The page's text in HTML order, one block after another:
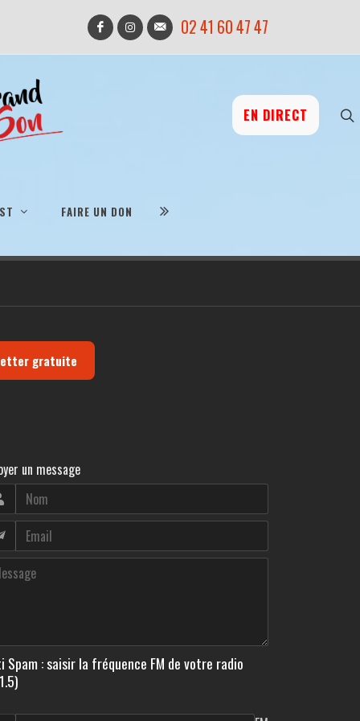
02 41 60 47 47
EN DIRECT
FAIRE UN DON
gratuite
un message
Spam : saisir la fréquence FM de votre radio